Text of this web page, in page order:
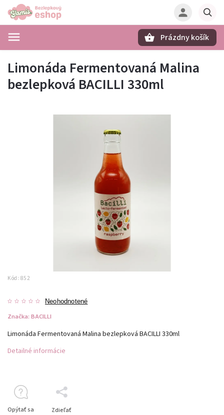
Prázdny košík
Limonáda Fermentovaná Malina
bezlepková BACILLI 330ml
Kód: 852
Neohodnotené
Značka: BACILLI
Limonáda Fermentovaná Malina bezlepková BACILLI 330ml
Detailné informácie
Opýtať sa Zdieľať